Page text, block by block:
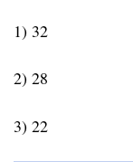
1) 32
2) 28
3) 22